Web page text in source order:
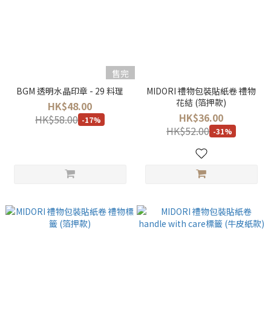
售完
BGM 透明水晶印章 - 29 料理
HK$48.00
HK$58.00 -17%
MIDORI 禮物包裝貼紙卷 禮物
花結 (箔押款)
HK$36.00
HK$52.00 -31%